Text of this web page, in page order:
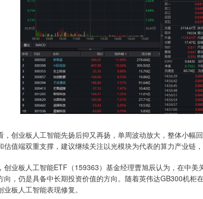
创业板人工智能先扬后抑又再扬，单周波动放大，整体小幅
估值端双重支撑，建议继续关注以光模块为代表的算力产业链
业板人工智能ETF（159363）基金经理曹旭辰认为，在中美
向，仍是具备中长期投资价值的方向。随着英伟达GB300机柜
板人工智能表现修复。